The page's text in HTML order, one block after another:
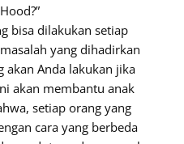
bisa dilakukan setiap
yang dihadirkan
akan Anda lakukan jika
akan membantu anak
setiap orang yang
cara yang berbeda